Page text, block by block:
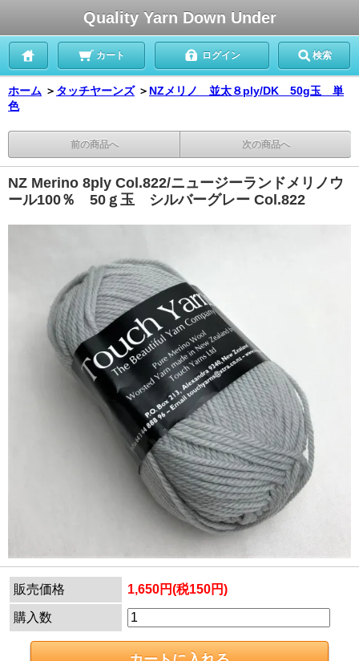
Quality Yarn Down Under
カート ログイン 検索
ホーム ＞ タッチヤーンズ ＞ NZメリノ 並太８ply/DK 50g玉 単
色
前の商品へ 次の商品へ
NZ Merino 8ply Col.822/ニュージーランドメリノウ
ール100％ 50ｇ玉 シルバーグレー Col.822
販売価格 1,650円(税150円)
購入数